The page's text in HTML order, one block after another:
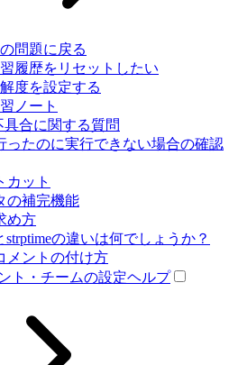
問題に戻る
履歴をリセットしたい
度を設定する
ノート
具合に関する質問
ったのに実行できない場合の確認
カット
の補完機能
め方
strptimeの違いは何でしょうか？
メントの付け方
ト・チームの設定ヘルプ